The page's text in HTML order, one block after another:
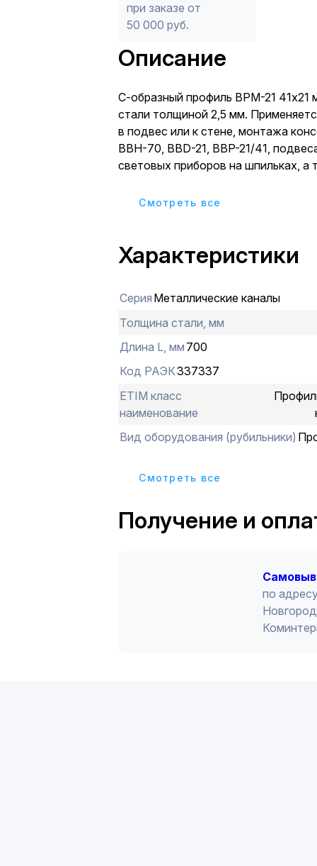
при заказе от
50 000 руб.
Описание
С-образный профиль BPM-21 41х21
стали толщиной 2,5 мм.
в подвес или к стене, монтажа
ВВН-70, BBD-21, BBP-21/41,
световых приборов на шпильках, а
Длина 700 мм.
Cмотреть все
Характеристики
Серия Металлические каналы
Толщина стали, мм
Длина L, мм 700
Код РАЭК337337
ETIM класс
наименование
Вид оборудования (рубильники)
Cмотреть все
Получение и
по